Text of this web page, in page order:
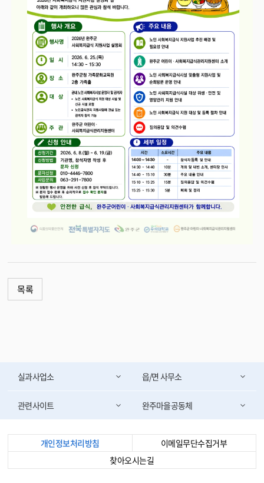
목록
실과사업소 읍/면 사무소
관련사이트 완주마을공동체
개인정보처리방침
이메일무단수집거부
찾아오시는길